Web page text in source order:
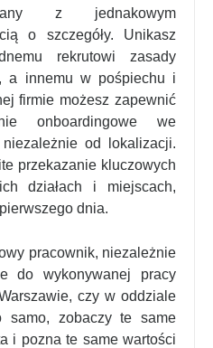
z jednakowym
o szczegóły. Unikasz
rekrutowi zasady
a innemu w pośpiechu i
firmie możesz zapewnić
onboardingowe we
niezależnie od lokalizacji.
przekazanie kluczowych
działach i miejscach,
dnia​.
pracownik, niezależnie
do wykonywanej pracy
czy w oddziale
samo, zobaczy te same
i pozna te same wartości